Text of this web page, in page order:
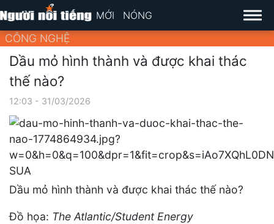
MỚI NÓNG
CÔNG NGHỆ
Dầu mỏ hình thành và được khai thác
thế nào?
12:03 - 31/03/2026
Dầu mỏ hình thành và được khai thác thế nào?
Đồ họa: The Atlantic/Student Energy